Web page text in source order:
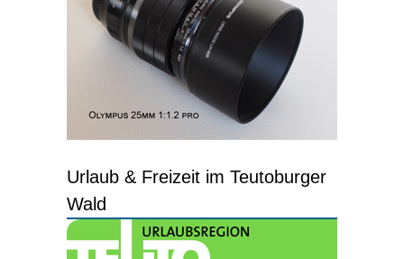
Urlaub & Freizeit im Teutoburger
Wald